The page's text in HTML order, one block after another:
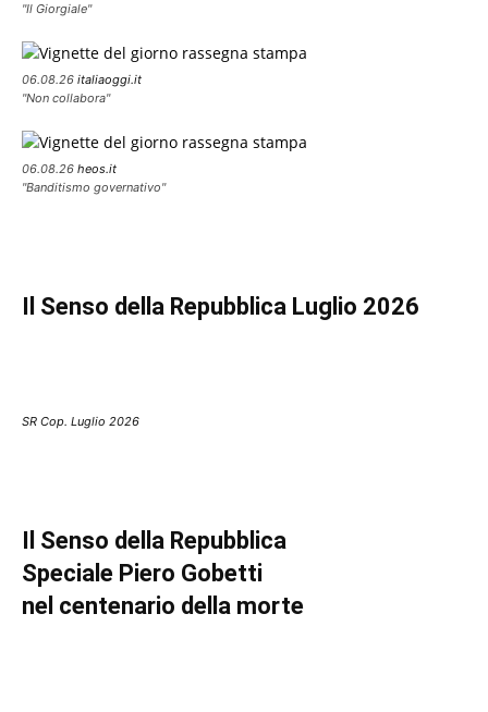
"Il Giorgiale"
06.08.26 italiaoggi.it
"Non collabora"
06.08.26 heos.it
"Banditismo governativo"
Il Senso della Repubblica Luglio 2026
SR Cop. Luglio 2026
Il Senso della Repubblica
Speciale Piero Gobetti
nel centenario della morte